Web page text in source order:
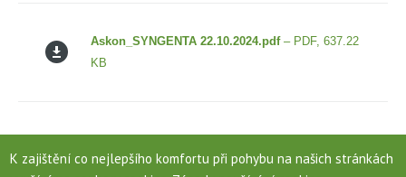
Askon_SYNGENTA 22.10.2024.pdf– PDF, 637.22
KB
KB
K zajištění co nejlepšího komfortu při pohybu na našich stránkách